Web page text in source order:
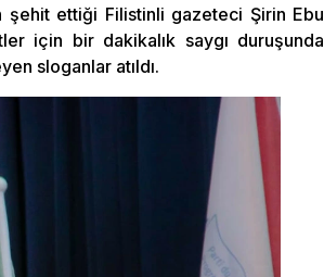
şehit ettiği Filistinli gazeteci Şirin Ebu
için bir dakikalık saygı duruşunda
sloganlar atıldı.